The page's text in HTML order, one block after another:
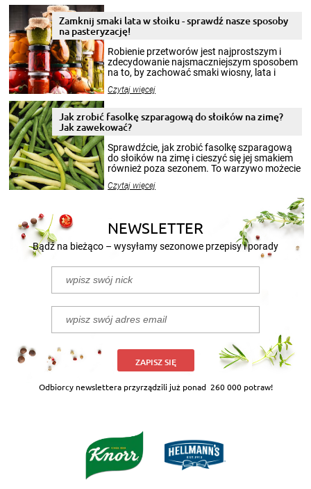
Zamknij smaki lata w słoiku - sprawdź nasze sposoby
na pasteryzację!
Robienie przetworów jest najprostszym i
zdecydowanie najsmaczniejszym sposobem
na to, by zachować smaki wiosny, lata i
krajobrazów, by cieszyć nimi oko w sezonie
pełni poczuć atmosferę cieplejszych
miesięcy. Przygotowanie słoików ze
patenty, które pozwolą zachować świeżość
przetworów.
Czytaj więcej
Jak zrobić fasolkę szparagową do słoików na zimę?
Jak zawekować?
Sprawdźcie, jak zrobić fasolkę szparagową
do słoików na zimę i cieszyć się jej smakiem
również poza sezonem. To warzywo możecie
nasze propozycje!
Czytaj więcej
NEWSLETTER
Bądź na bieżąco – wysyłamy sezonowe przepisy i porady
ZAPISZ SIĘ
Odbiorcy newslettera przyrządzili już ponad 260 000 potraw!